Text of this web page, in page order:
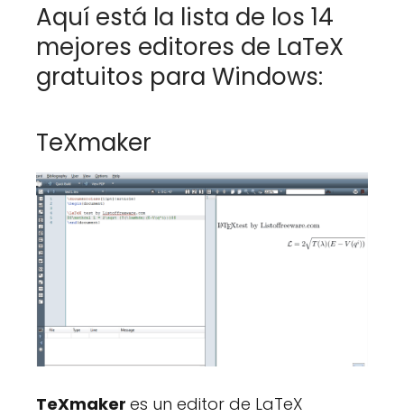
Aquí está la lista de los 14
mejores editores de LaTeX
gratuitos para Windows:
TeXmaker
TeXmaker es un editor de LaTeX